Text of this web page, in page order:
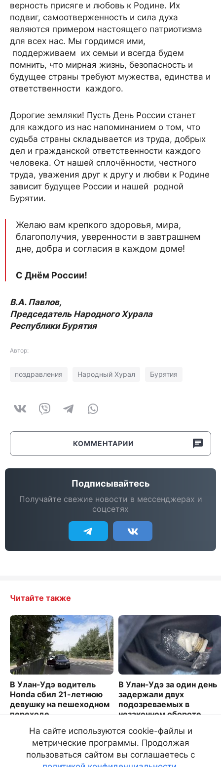
верность присяге и любовь к Родине. Их
подвиг, самоотверженность и сила духа
являются примером настоящего патриотизма
для всех нас. Мы гордимся ими,
поддерживаем их семьи и всегда будем
помнить, что мирная жизнь, безопасность и
будущее страны требуют мужества, единства и
ответственности каждого.
Дорогие земляки! Пусть День России станет
для каждого из нас напоминанием о том, что
судьба страны складывается из труда, добрых
дел и гражданской ответственности каждого
человека. От нашей сплочённости, честного
труда, уважения друг к другу и любви к Родине
зависит будущее России и нашей родной
Бурятии.
Желаю вам крепкого здоровья, мира,
благополучия, уверенности в завтрашнем
дне, добра и согласия в каждом доме!
С Днём России!
В.А. Павлов,
Председатель Народного Хурала
Республики Бурятия
Автор:
поздравления Народный Хурал Бурятия
КОММЕНТАРИИ
Подписывайтесь
Получайте свежие новости в мессенджерах и
соцсетях
Читайте также
В Улан-Удэ водитель
Honda сбил 21-летнюю
девушку на пешеходном
переходе
9377
В Улан-Удэ за один день
задержали двух
подозреваемых в
незаконном обороте
2702
На сайте используются cookie-файлы и
метрические программы. Продолжая
пользоваться сайтом вы соглашаетесь с